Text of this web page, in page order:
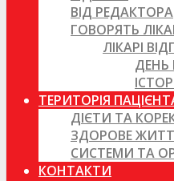
ВІД РЕДАКТОРА
ГОВОРЯТЬ
ЛІКАРІ
ДЕНЬ
ТЕРИТОРІЯ
ДІЄТИ ТА
ЗДОРОВЕ
СИСТЕМИ ТА
КОНТАКТИ